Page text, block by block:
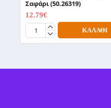
Σαφάρι (50.26319)
12.79€
ΚΑΛΆΘΙ